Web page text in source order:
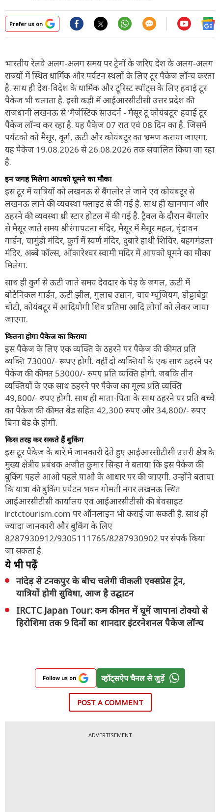
Prefer us on
भारतीय रेलवे अलग-अलग समय पर ट्रेनों के जरिए देश के अलग-अलग
राज्यों में स्थित धार्मिक और पर्यटन स्थलों के लिए टूर पैकेज लॉन्च करता
है. साथ ही देश-विदेश के धार्मिक और टूरिस्ट स्पॉट्स के लिए हवाई टूर
पैकेज भी चलाता है. इसी कड़ी में आईआरसीटीसी उत्तर प्रदेश की
राजधानी लखनऊ से 'मैजेस्टिक साउदर्न - मैसूर टू कोयंबटूर' हवाई टूर
पैकेज लॉन्च कर रहा है. यह पैकेज 07 रात एवं 08 दिन का है. जिसमें
पर्यटको को मैसूर, कूर्ग, ऊटी और कोयंबटूर का भ्रमण कराया जाएगा.
यह पैकेज 19.08.2026 से 26.08.2026 तक संचालित किया जा रहा
है.
इन जगह मिलेगा आपको घूमने का मौका
इस टूर में यात्रियों को लखनऊ से बैंगलोर ले जाने एवं कोयंबटूर से
लखनऊ लाने की व्यवस्था फ्लाइट से की गई है. साथ ही खानपान और
ठहरने की व्यवस्था थ्री स्टार होटल में की गई है. ट्रैवल के दौरान बैंगलोर
से मैसूर जाते समय श्रीरंगापटना मंदिर, मैसूर में मैसूर महल, वृंदावन
गार्डन, चामुंडी मंदिर, कुर्ग में स्वर्ण मंदिर, दुबारे हाथी शिविर, बहगमंडला
मंदिर, अब्बे फॉल्स, ओंकारेश्वर स्वामी मंदिर में आपको घूमने का मौका
मिलेगा.
साथ ही कुर्ग से ऊटी जाते समय देवदार के पेड़ के जंगल, ऊटी में
बोटैनिकल गार्डन, ऊटी झील, गुलाब उद्यान, चाय म्यूजियम, डोड्डाबेट्टा
चोटी, कोयंबटूर में आदियोगी शिव प्रतिमा आदि लोगों को लेकर जाया
जाएगा.
कितना होगा पैकेज का किराया
इस पैकेज के लिए एक व्यक्ति के ठहरने पर पैकेज की कीमत प्रति
व्यक्ति 73000/- रूपए होगी. वहीं दो व्यक्तियों के एक साथ ठहरने पर
पैकेज की कीमत 53000/- रुपए प्रति व्यक्ति होगी. जबकि तीन
व्यक्तियों के एक साथ ठहरने पर पैकेज का मूल्य प्रति व्यक्ति
49,800/- रुपए होगी. साथ ही माता-पिता के साथ ठहरने पर प्रति बच्चे
का पैकेज की कीमत बेड सहित 42,300 रुपए और 34,800/- रुपए
बिना बेड के होगी.
किस तरह कर सकते हैं बुकिंग
इस टूर पैकेज के बारे में जानकारी देते हुए आईआरसीटीसी उत्तरी क्षेत्र के
मुख्य क्षेत्रीय प्रबंधक अजीत कुमार सिन्हा ने बताया कि इस पैकेज की
बुकिंग पहले आओ पहले पाओ के आधार पर की जाएगी. उन्होंने बताया
कि यात्रा की बुकिंग पर्यटन भवन गोमती नगर लखनऊ स्थित
आईआरसीटीसी कार्यालय एवं आईआरसीटीसी की बेवसाइट
irctctourism.com पर ऑनलाइन भी कराई जा सकती है. साथ ही
ज्यादा जानकारी और बुकिंग के लिए
8287930912/9305111765/8287930902 पर संपर्क किया
जा सकता है.
ये भी पढ़ें
नांदेड़ से टनकपुर के बीच चलेगी वीकली एक्सप्रेस ट्रेन,
यात्रियों होगी सुविधा, आज है उद्घाटन
IRCTC Japan Tour: कम कीमत में घूमें जापान! टोक्यो से
हिरोशिमा तक 9 दिनों का शानदार इंटरनेशनल पैकेज लॉन्च
Follow us on व्हॉट्सऐप चैनल से जुड़ें
POST A COMMENT
ADVERTISEMENT